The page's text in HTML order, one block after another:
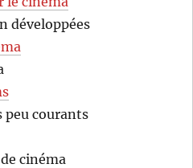
développées
peu courants
cinéma